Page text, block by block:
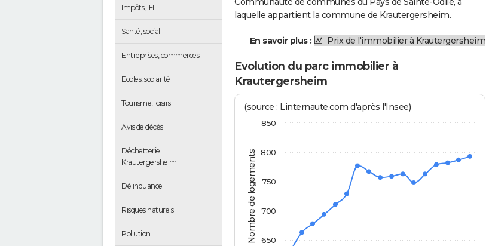
Impôts, IFI
Santé, social
Entreprises, commerces
Ecoles, scolarité
Tourisme, loisirs
Avis de décès
Déchetterie
Krautergersheim
Délinquance
Risques naturels
Pollution
laquelle appartient la commune de Krautergersheim.
En savoir plus : Prix de l'immobilier à Krautergersheim
Evolution du parc immobilier à
Krautergersheim
Nombre de logements
(source : Linternaute.com d'après l'Insee)
650
700
750
800
850